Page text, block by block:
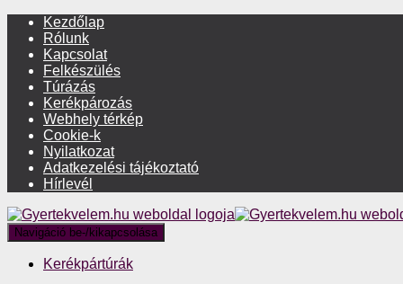
Kezdőlap
Rólunk
Kapcsolat
Felkészülés
Túrázás
Kerékpározás
Webhely térkép
Cookie-k
Nyilatkozat
Adatkezelési tájékoztató
Hírlevél
Navigáció be-/kikapcsolása
Kerékpártúrák